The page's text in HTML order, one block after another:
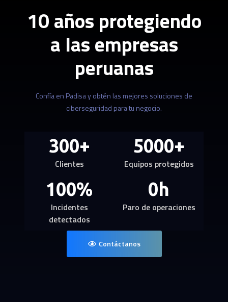
10 años protegiendo
a las empresas
peruanas
Confía en Padisa y obtén las mejores soluciones de
ciberseguridad para tu negocio.
300+
Clientes
5000+
Equipos protegidos
100%
Incidentes
detectados
0h
Paro de operaciones
Contáctanos